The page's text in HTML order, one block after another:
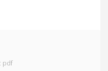
pdf